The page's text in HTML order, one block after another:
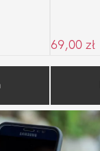
69,00 zł